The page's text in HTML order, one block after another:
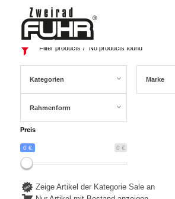
Filter products No products found
Kategorien Marke
Rahmenform
Preis
0 €
0 €
Zeige Artikel der Kategorie Sale an